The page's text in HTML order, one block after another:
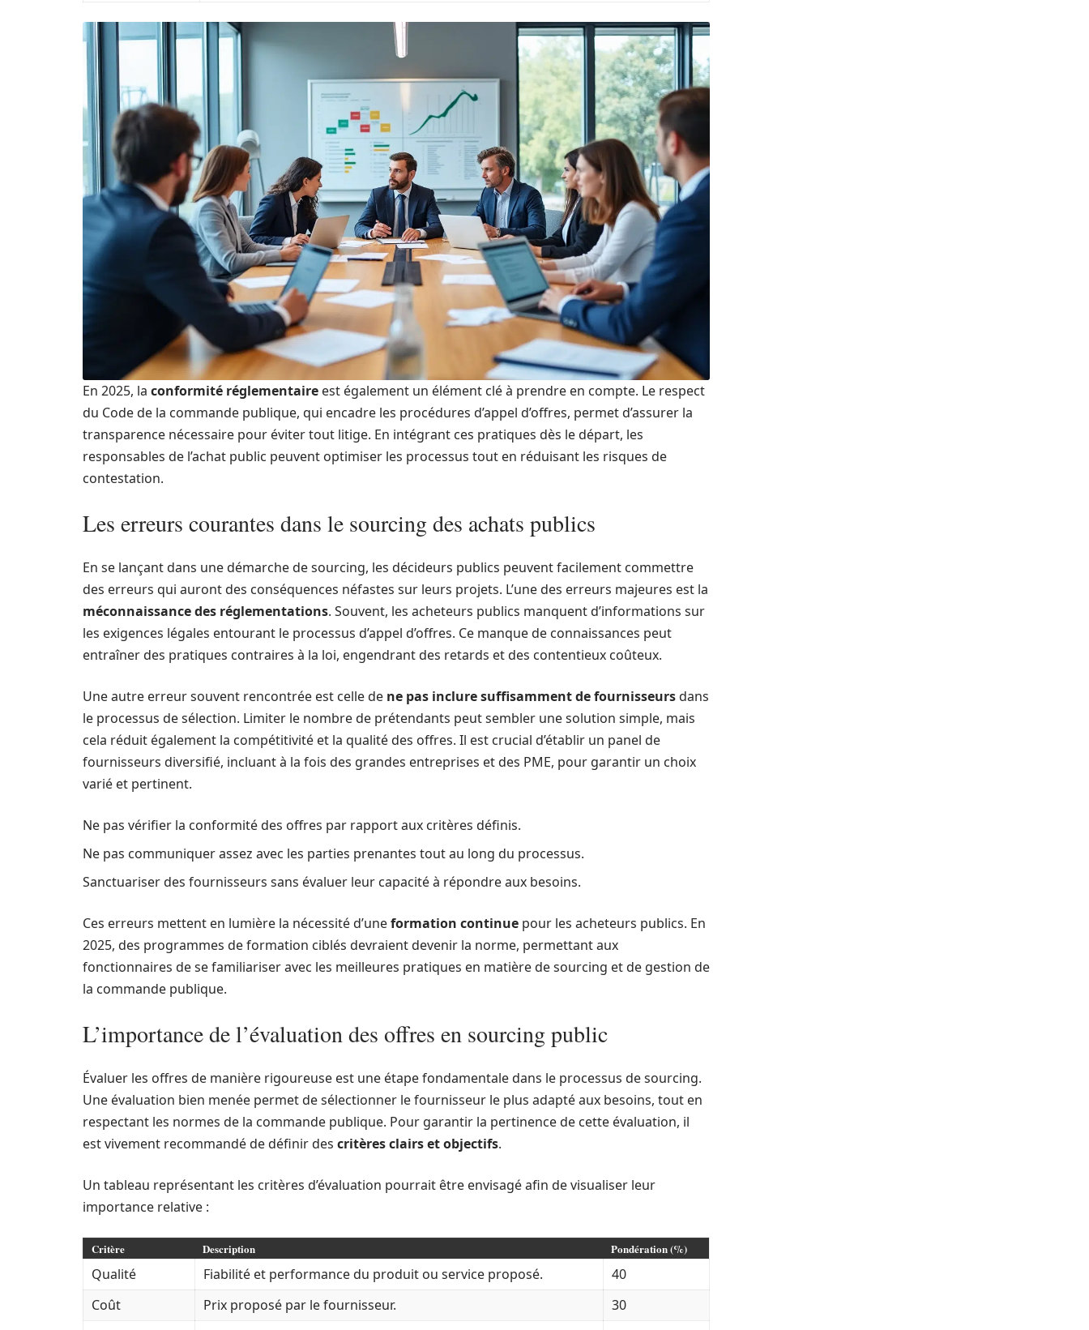
En 2025, la conformité réglementaire est également un élément clé à prendre en compte. Le respect
du Code de la commande publique, qui encadre les procédures d’appel d’offres, permet d’assurer la
transparence nécessaire pour éviter tout litige. En intégrant ces pratiques dès le départ, les
responsables de l’achat public peuvent optimiser les processus tout en réduisant les risques de
contestation.
Les erreurs courantes dans le sourcing des achats publics
En se lançant dans une démarche de sourcing, les décideurs publics peuvent facilement commettre
des erreurs qui auront des conséquences néfastes sur leurs projets. L’une des erreurs majeures est la
méconnaissance des réglementations. Souvent, les acheteurs publics manquent d’informations sur
les exigences légales entourant le processus d’appel d’offres. Ce manque de connaissances peut
entraîner des pratiques contraires à la loi, engendrant des retards et des contentieux coûteux.
Une autre erreur souvent rencontrée est celle de ne pas inclure suffisamment de fournisseursdans
le processus de sélection. Limiter le nombre de prétendants peut sembler une solution simple, mais
cela réduit également la compétitivité et la qualité des offres. Il est crucial d’établir un panel de
fournisseurs diversifié, incluant à la fois des grandes entreprises et des PME, pour garantir un choix
varié et pertinent.
Ne pas vérifier la conformité des offres par rapport aux critères définis.
Ne pas communiquer assez avec les parties prenantes tout au long du processus.
Sanctuariser des fournisseurs sans évaluer leur capacité à répondre aux besoins.
Ces erreurs mettent en lumière la nécessité d’uneformation continue pour les acheteurs publics. En
2025, des programmes de formation ciblés devraient devenir la norme, permettant aux
fonctionnaires de se familiariser avec les meilleures pratiques en matière de sourcing et de gestion de
la commande publique.
L’importance de l’évaluation des offres en sourcing public
Évaluer les offres de manière rigoureuse est une étape fondamentale dans le processus de sourcing.
Une évaluation bien menée permet de sélectionner le fournisseur le plus adapté aux besoins, tout en
respectant les normes de la commande publique. Pour garantir la pertinence de cette évaluation, il
est vivement recommandé de définir des critères clairs et objectifs.
Un tableau représentant les critères d’évaluation pourrait être envisagé afin de visualiser leur
importance relative :
Critère Description Pondération (%)
Qualité Fiabilité et performance du produit ou service proposé.
40
Coût
Prix proposé par le fournisseur.
30